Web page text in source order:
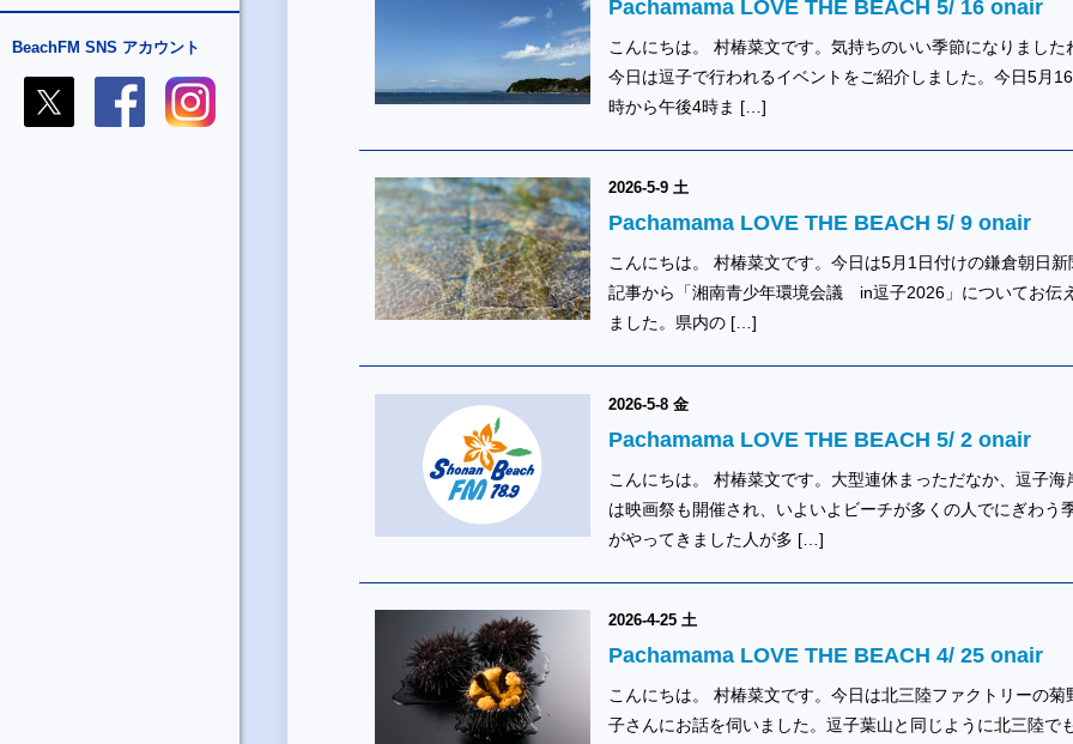
BeachFM SNS アカウント
Pachamama LOVE THE BEACH 5/ 16 onair
こんにちは。 村椿菜文です。気持ちのいい季節になりました
今日は逗子で行われるイベントをご紹介しました。今日5月
時から午後4時ま […]
2026-5-9 土
Pachamama LOVE THE BEACH 5/ 9 onair
こんにちは。 村椿菜文です。今日は5月1日付けの鎌倉朝日新
記事から「湘南青少年環境会議 in逗子2026」についてお伝
ました。県内の […]
2026-5-8 金
Pachamama LOVE THE BEACH 5/ 2 onair
こんにちは。 村椿菜文です。大型連休まっただなか、逗子海
は映画祭も開催され、いよいよビーチが多くの人でにぎわう
がやってきました人が多 […]
2026-4-25 土
Pachamama LOVE THE BEACH 4/ 25 onair
こんにちは。 村椿菜文です。今日は北三陸ファクトリーの菊
子さんにお話を伺いました。逗子葉山と同じように北三陸で